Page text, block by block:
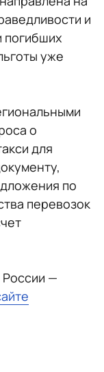
и
погибших
уже
о
для
по
перевозок
России —